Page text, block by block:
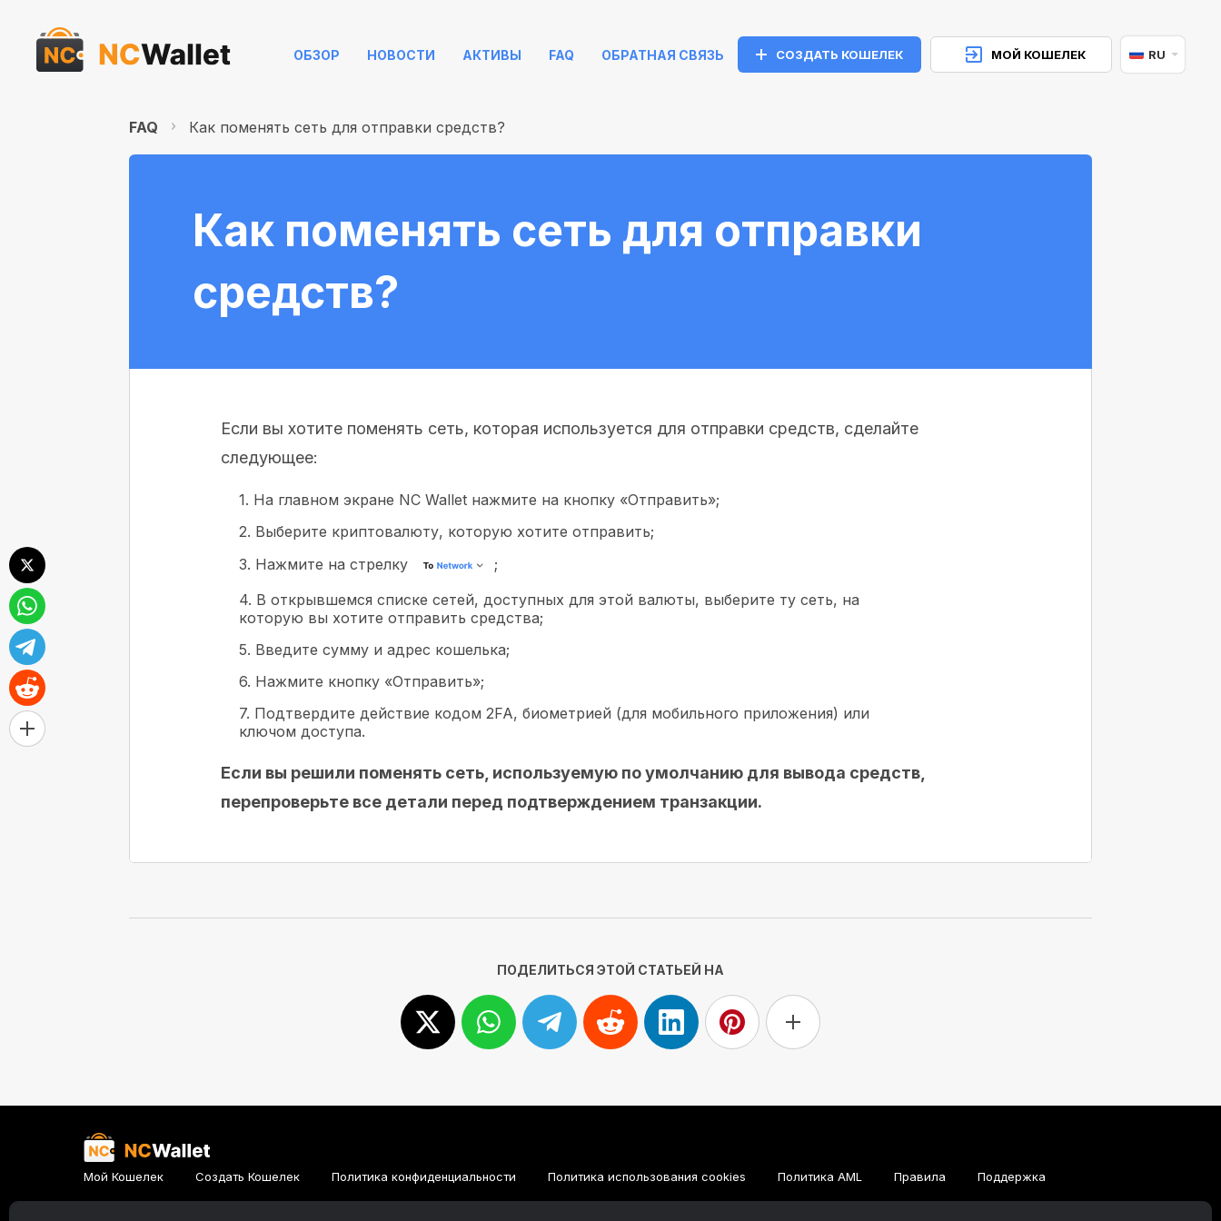
ОБЗОР НОВОСТИ АКТИВЫ FAQ ОБРАТНАЯ СВЯЗЬ СОЗДАТЬ КОШЕЛЕК МОЙ КОШЕЛЕК RU
FAQ Как поменять сеть для отправки средств?
Как поменять сеть для отправки
средств?
Если вы хотите поменять сеть, которая используется для отправки средств, сделайте
следующее:
1. На главном экране NC Wallet нажмите на кнопку «Отправить»;
2. Выберите криптовалюту, которую хотите отправить;
3. Нажмите на стрелку
;
4. В открывшемся списке сетей, доступных для этой валюты, выберите ту сеть, на
которую вы хотите отправить средства;
5. Введите сумму и адрес кошелька;
6. Нажмите кнопку «Отправить»;
7. Подтвердите действие кодом 2FA, биометрией (для мобильного приложения) или
ключом доступа.
Если вы решили поменять сеть, используемую по умолчанию для вывода средств,
перепроверьте все детали перед подтверждением транзакции.
ПОДЕЛИТЬСЯ ЭТОЙ СТАТЬЕЙ НА
Мой Кошелек Создать Кошелек Политика конфиденциальности Политика использования cookies Политика AML Правила Поддержка